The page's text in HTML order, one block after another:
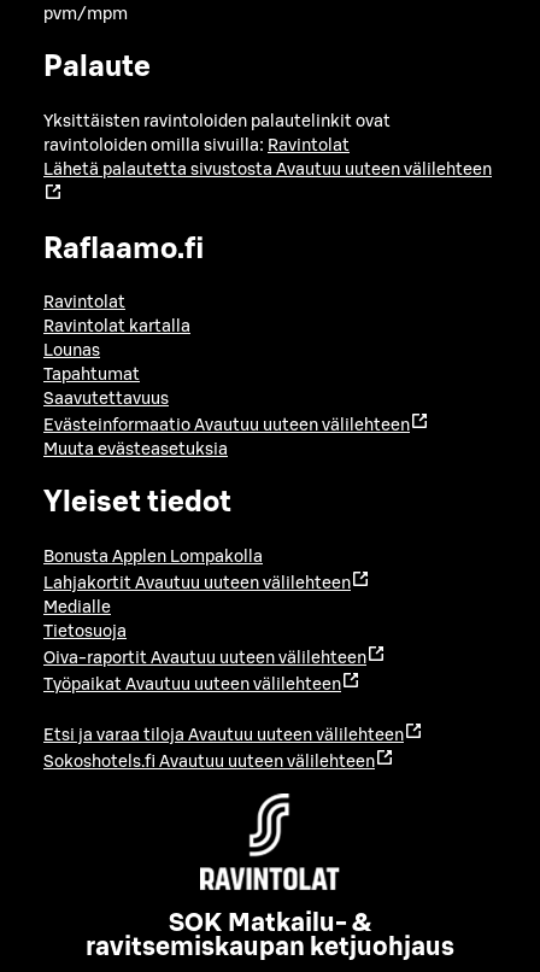
pvm/mpm
Palaute
Yksittäisten ravintoloiden palautelinkit ovat
ravintoloiden omilla sivuilla: Ravintolat
Lähetä palautetta sivustosta Avautuu uuteen välilehteen
Raflaamo.fi
Ravintolat
Ravintolat kartalla
Lounas
Tapahtumat
Saavutettavuus
Evästeinformaatio Avautuu uuteen välilehteen
Muuta evästeasetuksia
Yleiset tiedot
Bonusta Applen Lompakolla
Lahjakortit Avautuu uuteen välilehteen
Medialle
Tietosuoja
Oiva-raportit Avautuu uuteen välilehteen
Työpaikat Avautuu uuteen välilehteen
Etsi ja varaa tiloja Avautuu uuteen välilehteen
Sokoshotels.fi Avautuu uuteen välilehteen
SOK Matkailu- &
ravitsemiskaupan ketjuohjaus